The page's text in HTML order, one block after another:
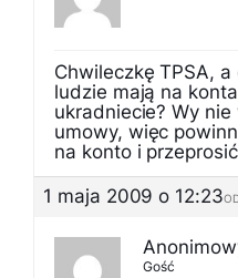
Chwileczkę TPSA,
ludzie mają na
ukradniecie? Wy
umowy, więc
na konto i
1 maja 2009 o 12:23
Gość